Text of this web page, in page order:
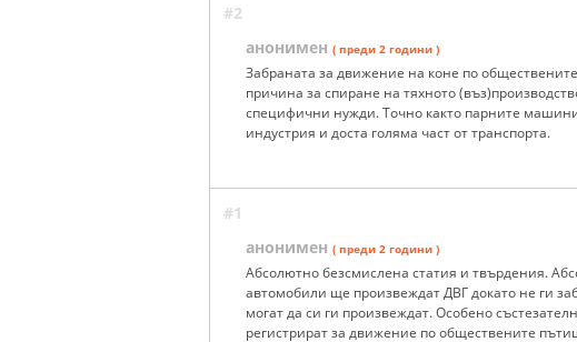
#2
анонимен ( преди 2 години )
Забраната за движение на коне по
причина за спиране на тяхното
специфични нужди. Точно както парните
индустрия и доста голяма част от транспорта.
#1
анонимен ( преди 2 години )
Абсолютно безсмислена статия и твърдения.
автомобили ще произвеждат ДВГ докато не ги
могат да си ги произвеждат. Особено
регистрират за движение по обществените